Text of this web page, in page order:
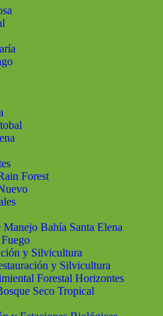
Forest
Bahía Santa Elena
y Silvicultura
y Silvicultura
Forestal Horizontes
Seco Tropical